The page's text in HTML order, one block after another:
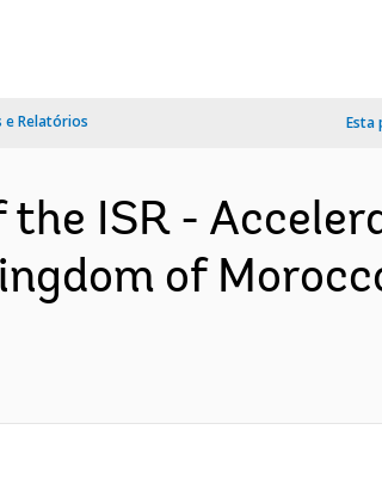
Relatórios Esta
the ISR -
of